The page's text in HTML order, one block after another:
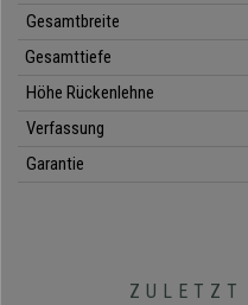
Modell zu einem
super
Erhältlich in verschiedenen
Bequeme Armlehnen
Gesamtbreite
Gesamttiefe
Höhe Rückenlehne
Verfassung
Garantie
ZULETZT